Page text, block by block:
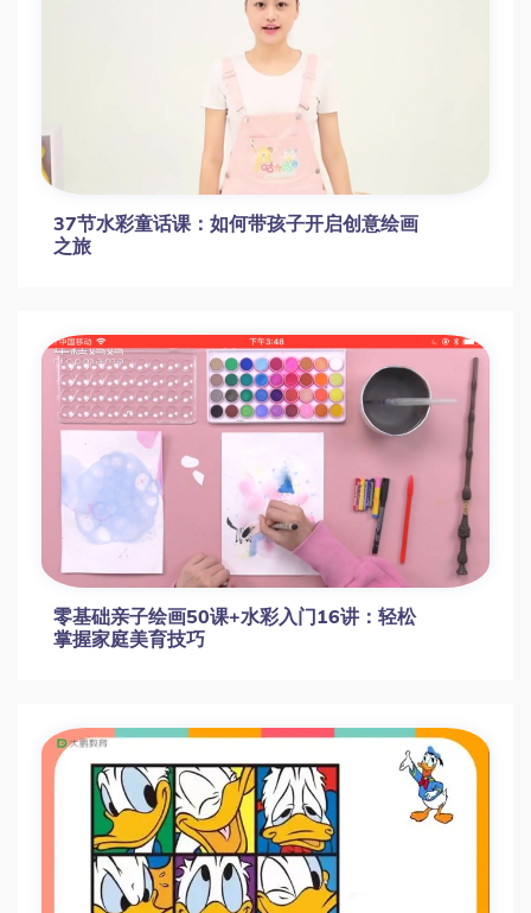
37节水彩童话课：如何带孩子开启创意绘画
之旅
零基础亲子绘画50课+水彩入门16讲：轻松
掌握家庭美育技巧